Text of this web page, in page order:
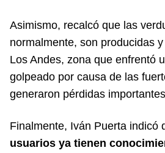
Asimismo, recalcó que las
normalmente, son producidas
Los Andes, zona que enfrentó
golpeado por causa de las
generaron pérdidas
Finalmente, Iván Puerta indicó
usuarios ya tienen